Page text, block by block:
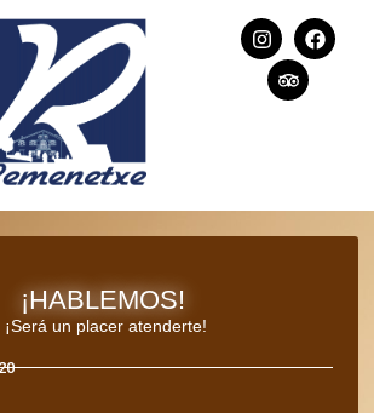
¡HABLEMOS!
¡Será un placer atenderte!